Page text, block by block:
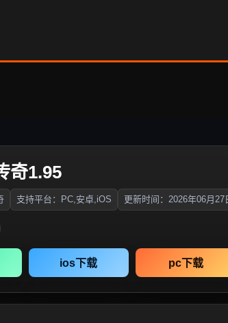
奇1.95
支持平台：PC,安卓,iOS 更新时间：2026年06月27
ios下载 pc下载